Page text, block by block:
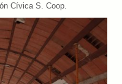
Cívica S. Coop.